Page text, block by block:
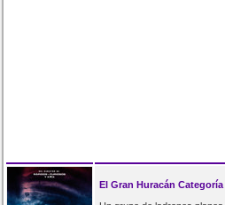
El Gran Huracán Categoría